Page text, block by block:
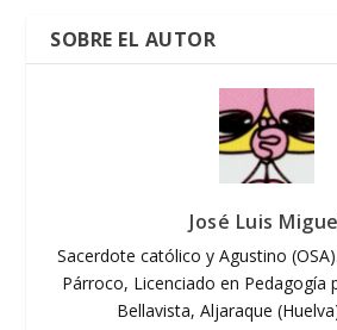
SOBRE EL AUTOR
José Luis
Sacerdote católico y Agustino
Párroco, Licenciado en Pedagogía
Bellavista, Aljaraque